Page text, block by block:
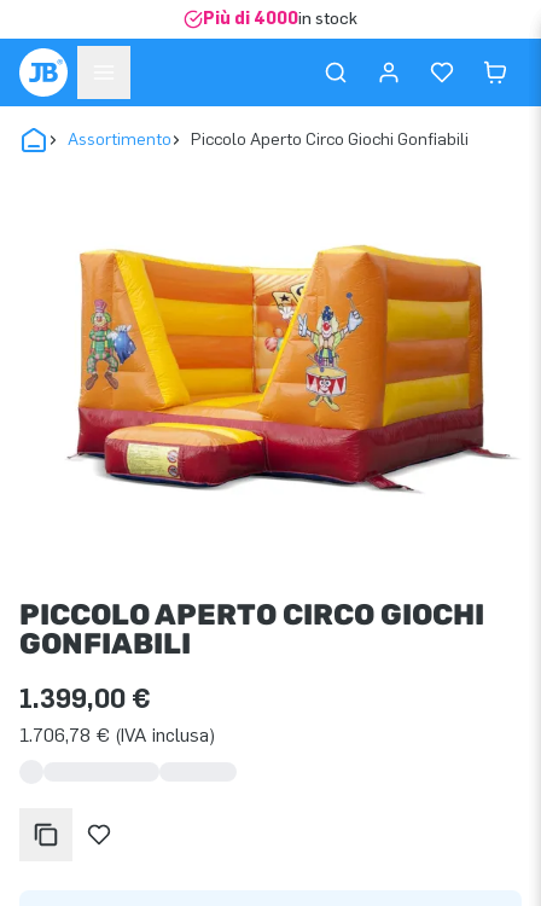
Più di 4000in stock
Assortimento Piccolo Aperto Circo Giochi Gonfiabili
PICCOLO APERTO CIRCO GIOCHI
GONFIABILI
1.399,00 €
1.706,78 € (IVA inclusa)